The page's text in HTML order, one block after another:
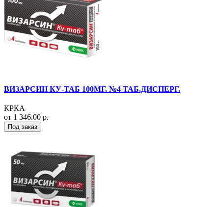
ВИЗАРСИН КУ-ТАБ 100МГ. №4 ТАБ.ДИСПЕРГ.
КРКА
от 1 346.00 р.
Под заказ